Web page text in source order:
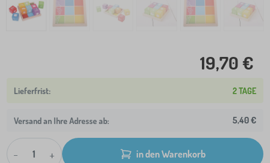
19,70 €
2 TAGE
Versand an Ihre Adresse ab: 5,40 €
- + in den Warenkorb